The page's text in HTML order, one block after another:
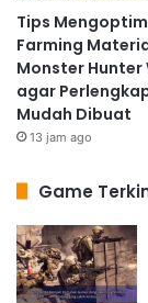
Tips
Farming
Monster Hunter
agar
Mudah Dibuat
13 jam ago
Game